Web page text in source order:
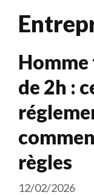
de 2h :
règles
12/02/2026